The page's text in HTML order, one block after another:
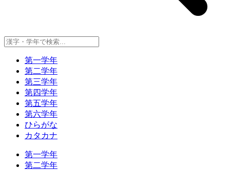
第一学年
第二学年
第三学年
第四学年
第五学年
第六学年
ひらがな
カタカナ
第一学年
第二学年